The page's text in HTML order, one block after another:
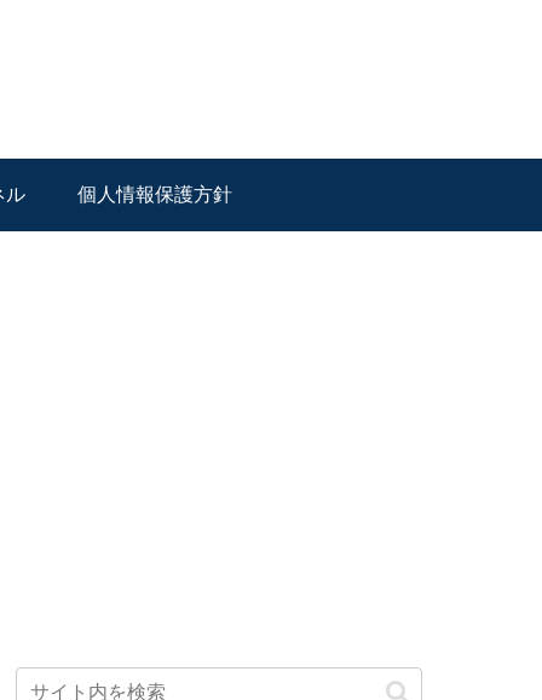
ル 個人情報保護方針